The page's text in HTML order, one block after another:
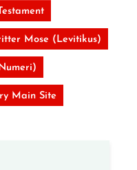
Mose (Levitikus)
Main Site